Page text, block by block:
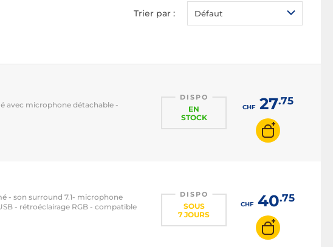
Trier par : Défaut
avec microphone détachable -
DISPO
EN
STOCK
CHF27.75
- son surround 7.1- microphone
- rétroéclairage RGB - compatible
DISPO
SOUS
7 JOURS
CHF40.75